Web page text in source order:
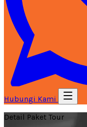
Hubungi Kami
Detail Paket Tour